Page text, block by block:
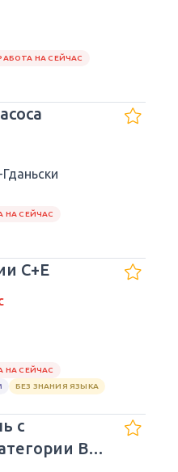
НА СЕЙЧАС
НА СЕЙЧАС
C+E
НА СЕЙЧАС
БЕЗ ЗНАНИЯ ЯЗЫКА
с
B